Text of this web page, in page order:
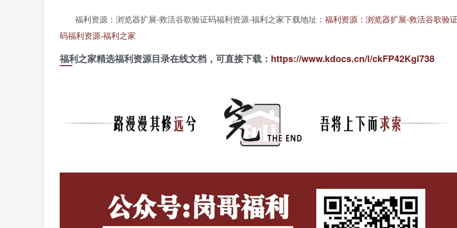
福利资源：浏览器扩展-救活谷歌验证码福利资源-福利之家下载地址： 福利资源：浏览器扩展-救活谷歌验证
码福利资源-福利之家
福利之家精选福利资源目录在线文档，可直接下载： https://www.kdocs.cn/l/ckFP42Kgi738